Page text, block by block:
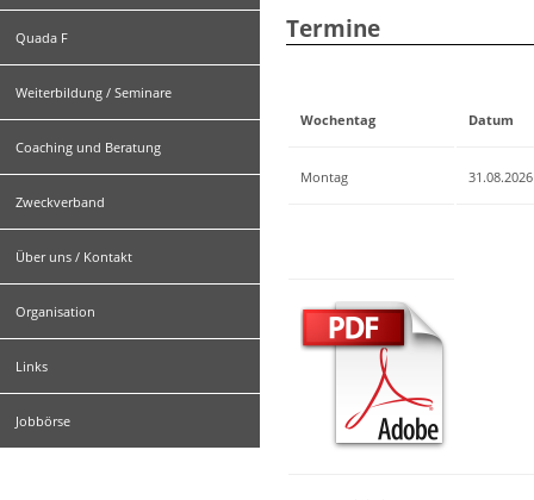
Quada F
Weiterbildung / Seminare
Coaching und Beratung
Zweckverband
Über uns / Kontakt
Organisation
Links
Jobbörse
Termine
Wochentag Datum
Montag 31.08.2026